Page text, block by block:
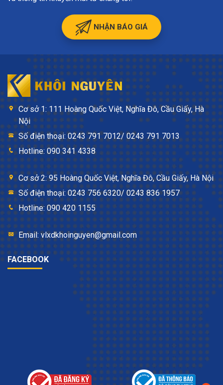
NHẬN BÁO GIÁ
Cơ sở 1: 111 Hoàng Quốc Việt, Nghĩa Đô, Cầu Giấy, Hà
Nội
Số điện thoại: 0243 791 7012/ 0243 791 7013
Hotline: 090 341 4338
Cơ sở 2: 95 Hoàng Quốc Việt, Nghĩa Đô, Cầu Giấy, Hà Nội
Số điện thoại: 0243 756 6320/ 0243 836 1957
Hotline: 090 420 1155
Email: vlxdkhoinguyen@gmail.com
FACEBOOK